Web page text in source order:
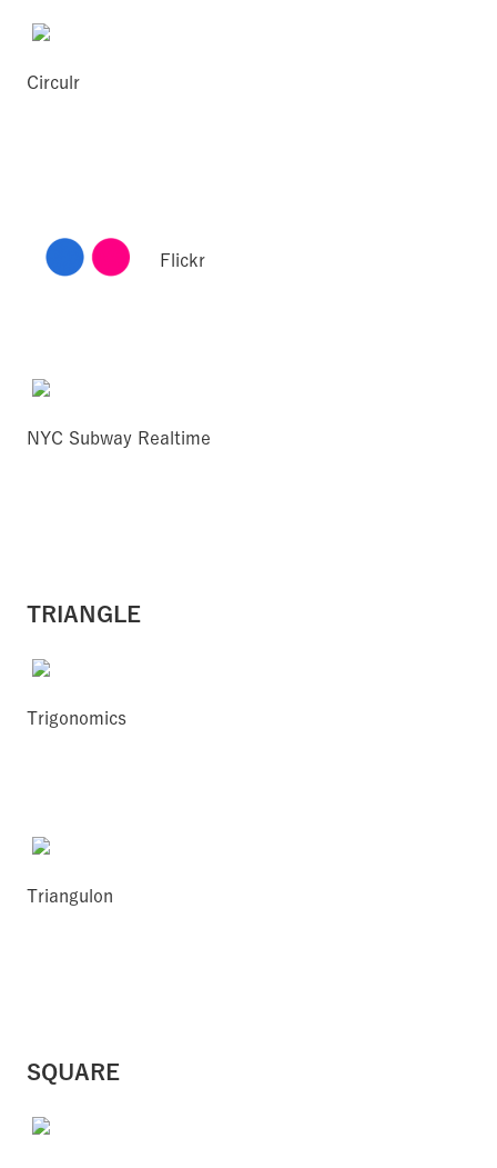
Circulr
Flickr
NYC Subway Realtime
TRIANGLE
Trigonomics
Triangulon
SQUARE